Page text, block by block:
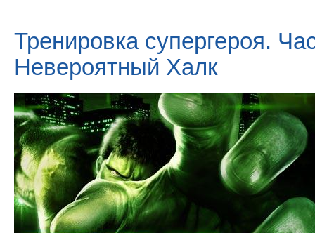
Тренировка супергероя.
Невероятный Халк